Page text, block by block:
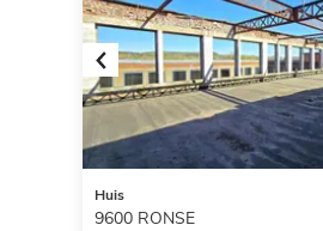
Previous
Huis
9600 RONSE